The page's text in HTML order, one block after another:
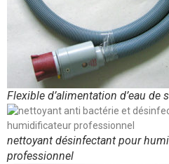
Flexible d’alimentation d’eau de
nettoyant désinfectant pour
professionnel